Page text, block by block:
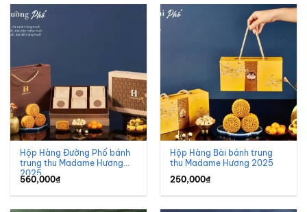
Hộp Hàng Đường Phố bánh
trung thu Madame Hương
2025
560,000₫
Hộp Hàng Bài bánh trung
thu Madame Hương 2025
250,000₫